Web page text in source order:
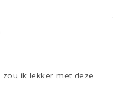
ik lekker met deze